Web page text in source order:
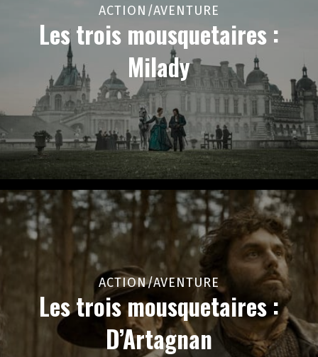
ACTION/AVENTURE
Les trois mousquetaires :
Milady
ACTION/AVENTURE
Les trois mousquetaires :
D’Artagnan